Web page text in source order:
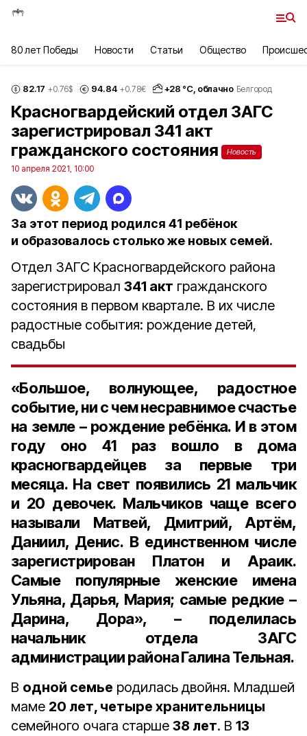
80 лет Победы Новости Статьи Общество
82.17 +0.76$ 94.84 +0.78€ +28 °С, облачно Белгород
Красногвардейский отдел ЗАГС
зарегистрировал 341 акт
гражданского состояния
Новость
10 апреля 2021, 10:00
За этот период родился 41 ребёнок
и образовалось столько же новых семей.
Отдел ЗАГС Красногвардейского района
зарегистрировал 341 акт гражданского
состояния в первом квартале. В их числе
радостные события: рождение детей,
свадьбы
«Большое, волнующее, радостное
событие, ни с чем несравнимое счастье
на земле – рождение ребёнка. И в этом
году оно 41 развошло в дома
красногвардейцев за первые три
месяца. На свет появились 21 мальчик
и 20 девочек. Мальчиков чаще всего
называли Матвей, Дмитрий, Артём,
Даниил, Денис. В единственном числе
зарегистрирован Платони Араик.
Самые популярные женские имена
Ульяна, Дарья, Мария; самые редкие –
Дарина, Дора», – поделилась
начальник отдела ЗАГС
администрации района Галина Тельная.
В одной семье родилась двойня. Младшей
маме 20 лет, четыре хранительницы
семейного очага старше 38 лет. В 13